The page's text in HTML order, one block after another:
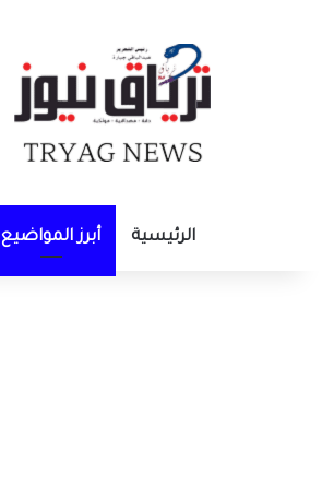
الرئيسية أبرز المواضيع